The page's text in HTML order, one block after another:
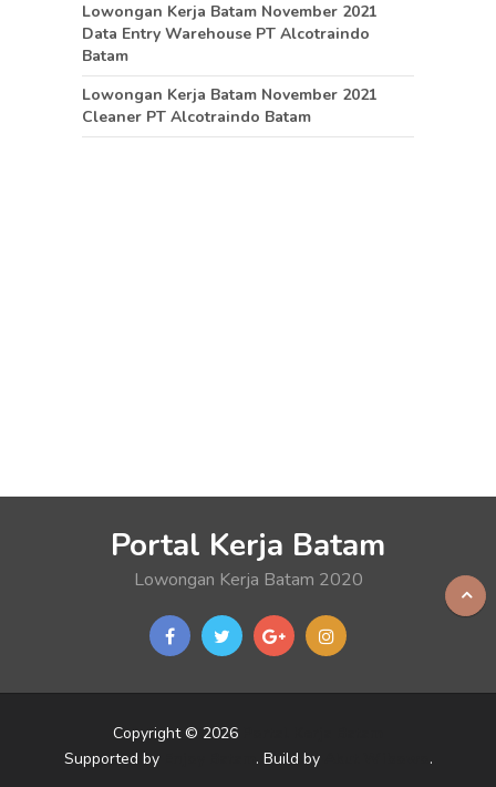
Lowongan Kerja Batam November 2021
Data Entry Warehouse PT Alcotraindo
Batam
Lowongan Kerja Batam November 2021
Cleaner PT Alcotraindo Batam
Portal Kerja Batam
Lowongan Kerja Batam 2020
Copyright © 2026
Supported by
. Build by .